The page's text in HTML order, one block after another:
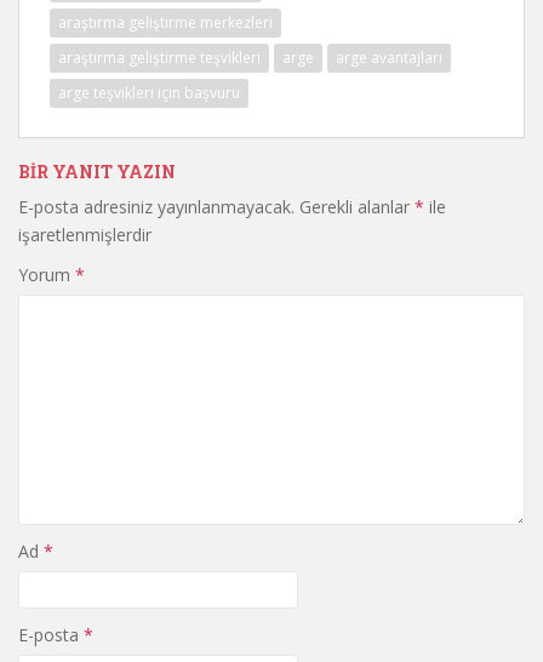
araştırma geliştirme merkezleri
araştırma geliştirme teşvikleri
arge
arge avantajları
arge teşvikleri için başvuru
BIR YANIT YAZIN
E-posta adresiniz yayınlanmayacak. Gerekli alanlar * ile
işaretlenmişlerdir
Yorum *
Ad *
E-posta *